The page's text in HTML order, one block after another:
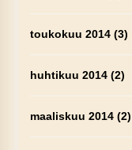
toukokuu 2014(3)
huhtikuu 2014(2)
maaliskuu 2014(2)